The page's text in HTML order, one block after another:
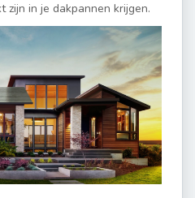
zijn in je dakpannen krijgen.